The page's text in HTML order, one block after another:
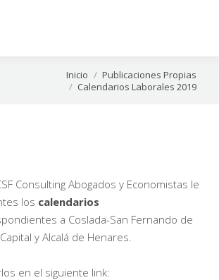
Inicio
Publicaciones Propias
Calendarios Laborales 2019
Consulting Abogados y Economistas le
los calendarios
a Coslada-San Fernando de
y Alcalá de Henares.
en el siguiente link: